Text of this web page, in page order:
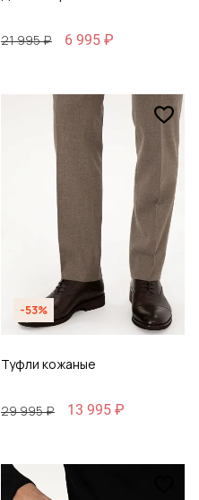
21 995 ₽ 6 995 ₽
-53%
Туфли кожаные
29 995 ₽ 13 995 ₽